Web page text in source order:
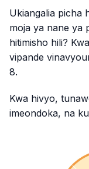
Ukiangalia picha
moja ya nane ya
hitimisho hili?
vipande
8.
Kwa hivyo,
imeondoka, na